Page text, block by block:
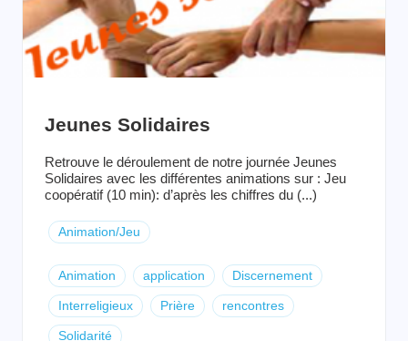
Jeunes Solidaires
Retrouve le déroulement de notre journée Jeunes
Solidaires avec les différentes animations sur : Jeu
coopératif (10 min): d’après les chiffres du (...)
Animation/Jeu
Animation application Discernement
Interreligieux Prière rencontres
Solidarité